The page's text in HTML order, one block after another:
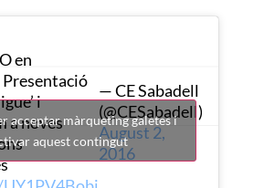
en
Presentació
i
a noves
— CE Sabadell
(@CESabadell)
August 2,
2016
acceptar màrqueting galetes i
aquest contingut